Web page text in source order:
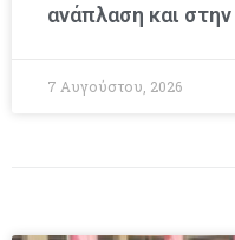
ανάπλαση και
7 Αυγούστου, 2026